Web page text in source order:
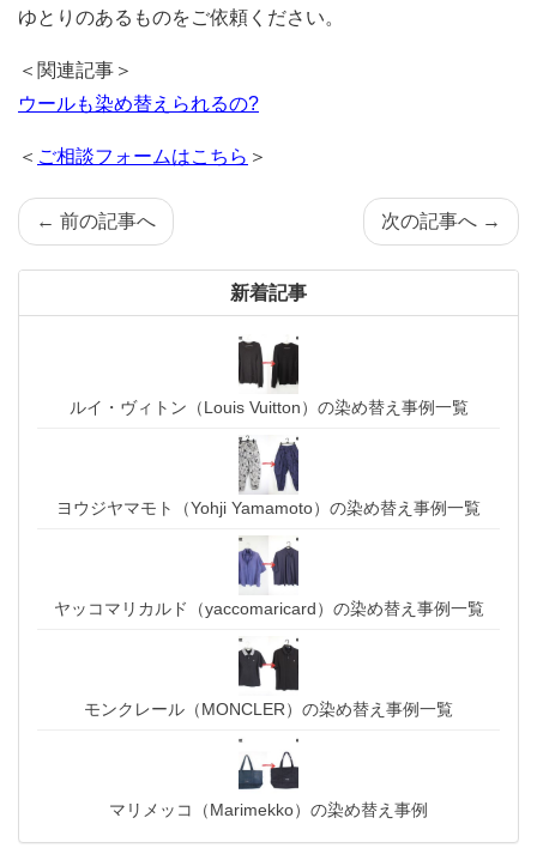
ゆとりのあるものをご依頼ください。
＜関連記事＞
ウールも染め替えられるの?
＜ ご相談フォームはこちら ＞
← 前の記事へ 次の記事へ →
新着記事
ルイ・ヴィトン（Louis Vuitton）の染め替え事例一覧
ヨウジヤマモト（Yohji Yamamoto）の染め替え事例一覧
ヤッコマリカルド（yaccomaricard）の染め替え事例一覧
モンクレール（MONCLER）の染め替え事例一覧
マリメッコ（Marimekko）の染め替え事例